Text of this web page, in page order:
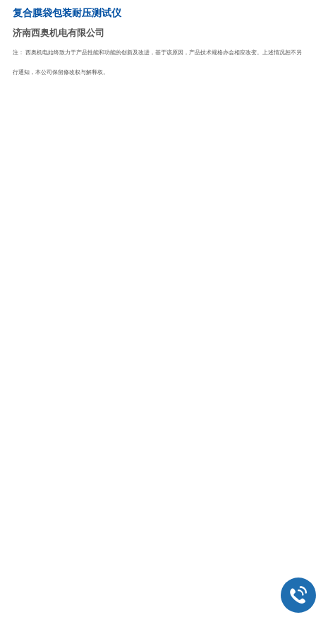
复合膜袋包装耐压测试仪
济南西奥机电有限公司
注： 西奥机电始终致力于产品性能和功能的创新及改进，基于该原因，产品技术规格亦会相应改变。上述情况恕不另
行通知，本公司保留修改权与解释权。